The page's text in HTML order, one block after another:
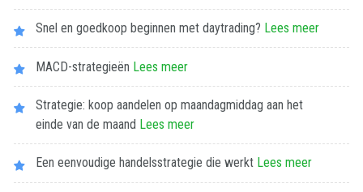
Snel en goedkoop beginnen met daytrading? Lees meer
MACD-strategieën Lees meer
Strategie: koop aandelen op maandagmiddag aan het
einde van de maand Lees meer
Een eenvoudige handelsstrategie die werkt Lees meer